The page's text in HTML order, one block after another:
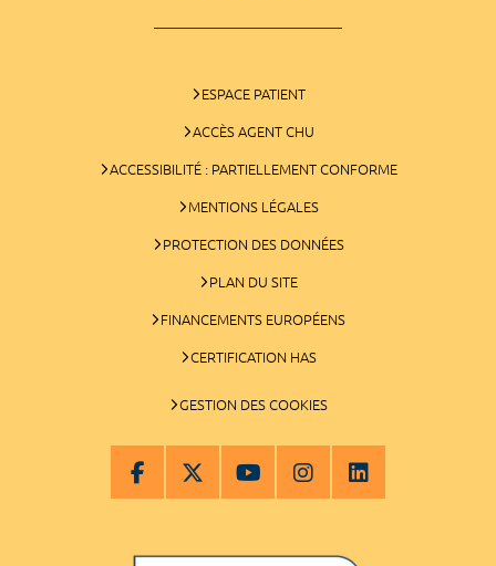
ESPACE PATIENT
ACCÈS AGENT CHU
ACCESSIBILITÉ : PARTIELLEMENT CONFORME
MENTIONS LÉGALES
PROTECTION DES DONNÉES
PLAN DU SITE
FINANCEMENTS EUROPÉENS
CERTIFICATION HAS
GESTION DES COOKIES